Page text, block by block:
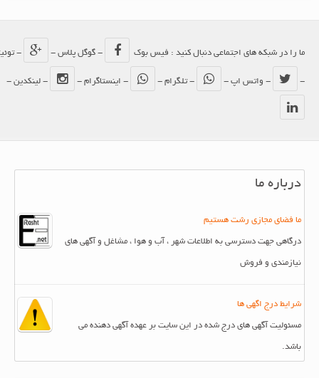
ما را در شبکه های اجتماعی دنبال کنید : فیس بوک - گوگل پلاس - - توئیتر
- واتس اپ - - تلگرام - - اینستاگرام - - لینکدین -
درباره ما
ما فضای مجازی رشت هستیم
درگاهی جهت دسترسی به اطلاعات شهر ، آب و هوا ، مشاغل و آگهی های
نیازمندی و فروش
شرایط درج اگهی ها
مسئولیت آگهی های درج شده در این سایت بر عهده آگهی دهنده می
باشد.